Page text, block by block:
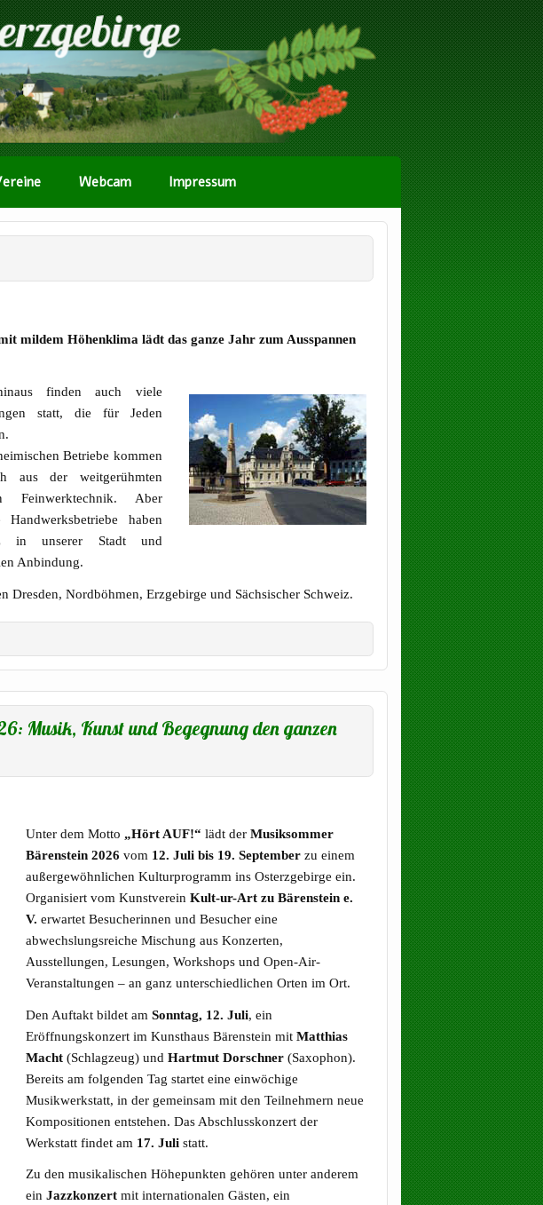
Webcam Impressum
mildem Höhenklima lädt das ganze Jahr zum Ausspannen
finden auch viele
statt, die für Jeden
Betriebe kommen
aus der weitgerühmten
Feinwerktechnik. Aber
haben
in unserer Stadt und
Anbindung.
Dresden, Nordböhmen, Erzgebirge und Sächsischer Schweiz.
Musik, Kunst und Begegnung den ganzen
Unter dem Motto „Hört AUF!“ lädt derMusiksommer
Bärenstein 2026 vom 12. Juli bis 19. September zu einem
außergewöhnlichen Kulturprogramm ins Osterzgebirge ein.
Organisiert vom KunstvereinKult-ur-Art zu Bärenstein e.
V. erwartet Besucherinnen und Besucher eine
abwechslungsreiche Mischung aus Konzerten,
Ausstellungen, Lesungen, Workshops und Open-Air-
Veranstaltungen – an ganz unterschiedlichen Orten im Ort.
Den Auftakt bildet amSonntag, 12. Juli, ein
Eröffnungskonzert im Kunsthaus Bärenstein mitMatthias
Macht (Schlagzeug) undHartmut Dorschner (Saxophon).
Bereits am folgenden Tag startet eine einwöchige
Musikwerkstatt, in der gemeinsam mit den Teilnehmern neue
Kompositionen entstehen. Das Abschlusskonzert der
Werkstatt findet am 17. Juli statt.
Zu den musikalischen Höhepunkten gehören unter anderem
einJazzkonzert mit internationalen Gästen, ein